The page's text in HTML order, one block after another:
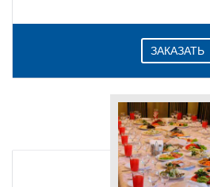
ЗАКАЗАТЬ